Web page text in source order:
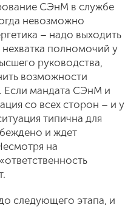
СЭнМ в службе
невозможно
– надо выходить
полномочий у
руководства,
возможности
Если мандата СЭнМ и
со всех сторон – и у
типична для
и ждет
на
следующего этапа, и